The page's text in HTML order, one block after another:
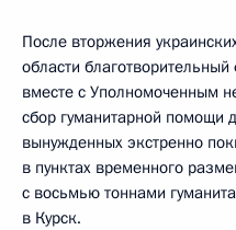
После вторжения
области
вместе с Уполномоченным
сбор гуманитарной помощи
вынужденных экстренно
в пунктах временного
с восьмью тоннами
в Курск.